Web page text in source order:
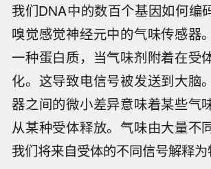
我们DNA中的数百个基因如何编
嗅觉感觉神经元中的气味传感器
一种蛋白质，当气味剂附着在受
化。这导致电信号被发送到大脑
器之间的微小差异意味着某些气
从某种受体释放。气味由大量不
我们将来自受体的不同信号解释为